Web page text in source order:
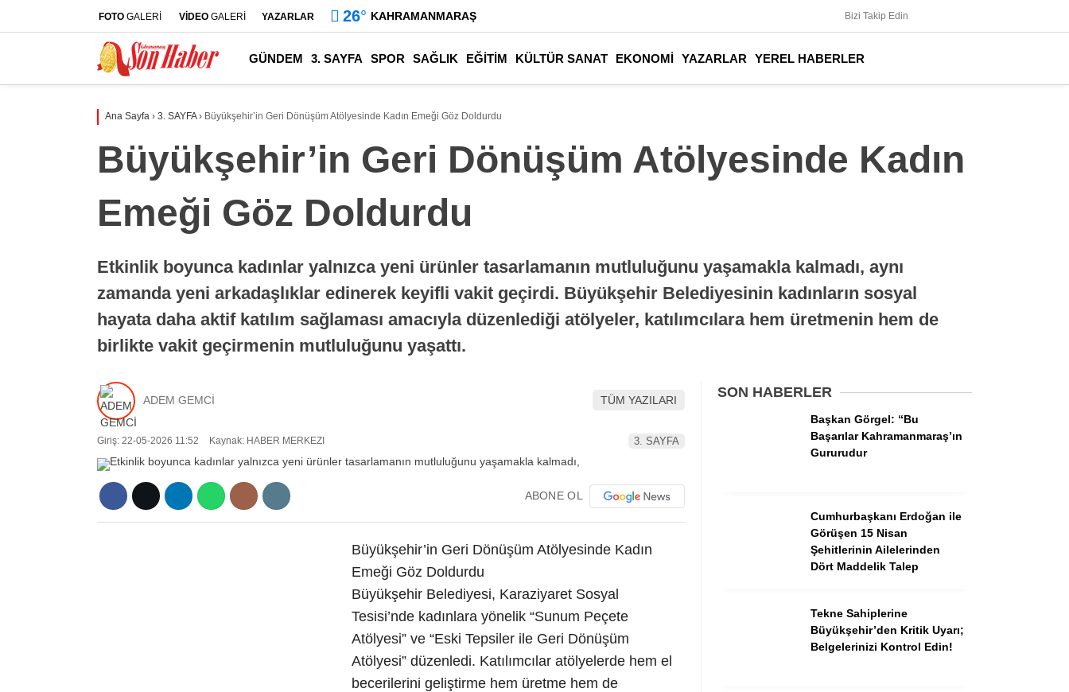
GÜNDEM
EĞİTİM
KÜLTÜR SANAT
YAZARLAR
YEREL HABERLER
FOTO GALERİ VİDEO GALERİ YAZARLAR 26° KAHRAMANMARAŞ Bizi Takip Edin
GÜNDEM 3. SAYFA SPOR SAĞLIK EĞİTİM KÜLTÜR SANAT EKONOMİ YAZARLAR YEREL HABERLER
Ana Sayfa › 3. SAYFA› Büyükşehir’in Geri Dönüşüm Atölyesinde Kadın Emeği Göz Doldurdu
Büyükşehir’in Geri Dönüşüm Atölyesinde Kadın
Emeği Göz Doldurdu
Etkinlik boyunca kadınlar yalnızca yeni ürünler tasarlamanın mutluluğunu yaşamakla kalmadı, aynı
zamanda yeni arkadaşlıklar edinerek keyifli vakit geçirdi. Büyükşehir Belediyesinin kadınların sosyal
hayata daha aktif katılım sağlaması amacıyla düzenlediği atölyeler, katılımcılara hem üretmenin hem de
birlikte vakit geçirmenin mutluluğunu yaşattı.
ADEM GEMCİ TÜM YAZILARI
Giriş: 22-05-2026 11:52 Kaynak: HABER MERKEZI 3. SAYFA
ABONE OL
Büyükşehir’in Geri Dönüşüm Atölyesinde Kadın
Emeği Göz Doldurdu
Büyükşehir Belediyesi, Karaziyaret Sosyal
Tesisi’nde kadınlara yönelik “Sunum Peçete
Atölyesi” ve “Eski Tepsiler ile Geri Dönüşüm
Atölyesi” düzenledi. Katılımcılar atölyelerde hem el
becerilerini geliştirme hem üretme hem de
SON HABERLER
Başkan Görgel: “Bu
Başarılar Kahramanmaraş’ın
Gururudur
Cumhurbaşkanı Erdoğan ile
Görüşen 15 Nisan
Şehitlerinin Ailelerinden
Dört Maddelik Talep
Tekne Sahiplerine
Büyükşehir’den Kritik Uyarı;
Belgelerinizi Kontrol Edin!